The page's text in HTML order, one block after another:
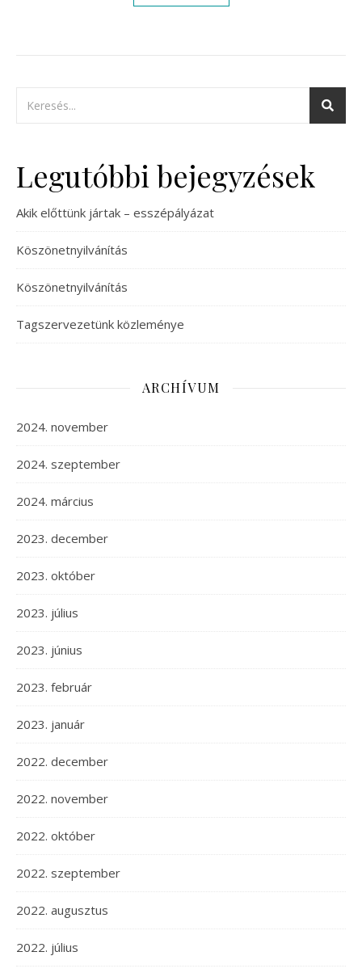
Legutóbbi bejegyzések
Akik előttünk jártak – esszépályázat
Köszönetnyilvánítás
Köszönetnyilvánítás
Tagszervezetünk közleménye
ARCHÍVUM
2024. november
2024. szeptember
2024. március
2023. december
2023. október
2023. július
2023. június
2023. február
2023. január
2022. december
2022. november
2022. október
2022. szeptember
2022. augusztus
2022. július